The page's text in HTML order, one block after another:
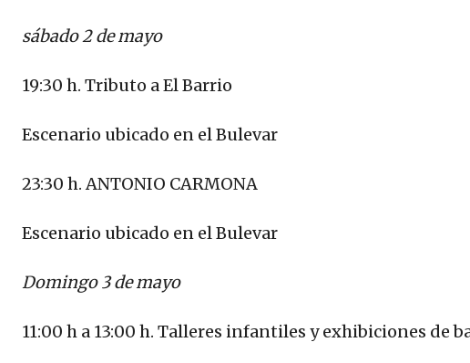
sábado 2 de mayo
19:30 h. Tributo a El Barrio
Escenario ubicado en el Bulevar
23:30 h. ANTONIO CARMONA
Escenario ubicado en el Bulevar
Domingo 3 de mayo
11:00 h a 13:00 h. Talleres infantiles y exhibiciones de